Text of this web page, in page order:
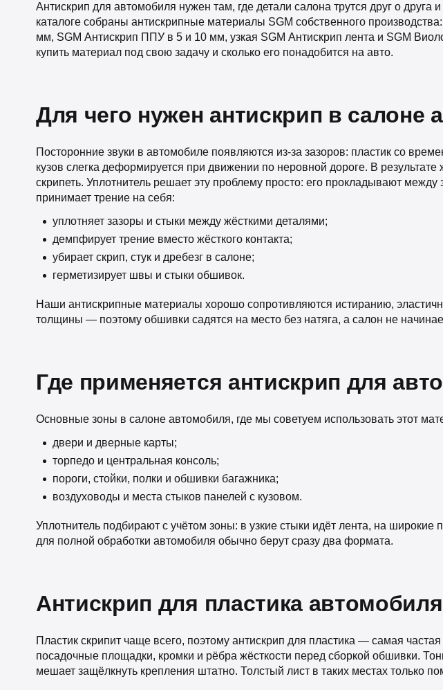
Антискрип для автомобиля нужен там, где детали салона трутся друг о друга
каталоге собраны антискрипные материалы SGM собственного
мм, SGM Антискрип ППУ в 5 и 10 мм, узкая SGM Антискрип лента и SGM
купить материал под свою задачу и сколько его понадобится на авто.
Для чего нужен антискрип в салоне
Посторонние звуки в автомобиле появляются из-за зазоров: пластик со
кузов слегка деформируется при движении по неровной дороге. В
скрипеть. Уплотнитель решает эту проблему просто: его прокладывают
принимает трение на себя:
уплотняет зазоры и стыки между жёсткими деталями;
демпфирует трение вместо жёсткого контакта;
убирает скрип, стук и дребезг в салоне;
герметизирует швы и стыки обшивок.
Наши антискрипные материалы хорошо сопротивляются истиранию,
толщины — поэтому обшивки садятся на место без натяга, а салон не
Где применяется антискрип для авто
Основные зоны в салоне автомобиля, где мы советуем использовать этот
двери и дверные карты;
торпедо и центральная консоль;
пороги, стойки, полки и обшивки багажника;
воздуховоды и места стыков панелей с кузовом.
Уплотнитель подбирают с учётом зоны: в узкие стыки идёт лента, на
для полной обработки автомобиля обычно берут сразу два формата.
Антискрип для пластика автомобиля
Пластик скрипит чаще всего, поэтому антискрип для пластика — самая
посадочные площадки, кромки и рёбра жёсткости перед сборкой обшивки.
мешает защёлкнуть крепления штатно. Толстый лист в таких местах только